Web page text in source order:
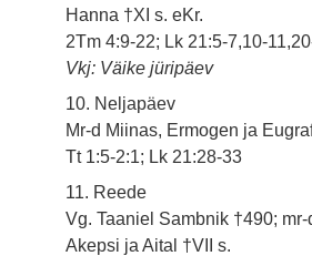
Hanna †XI s. eKr.
2Tm 4:9-22; Lk 21:5-7,10-
Vkj: Väike jüripäev
10. Neljapäev
Mr-d Miinas, Ermogen ja
Tt 1:5-2:1; Lk 21:28-33
11. Reede
Vg. Taaniel Sambnik †490; mr-
Akepsi ja Aital †VII s.